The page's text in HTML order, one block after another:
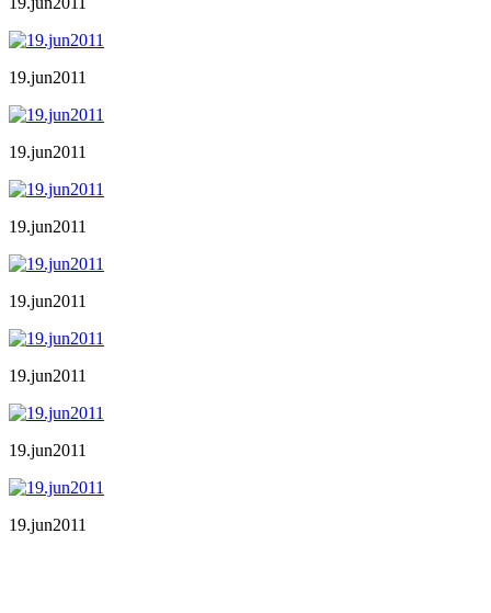
19.jun2011
19.jun2011
19.jun2011
19.jun2011
19.jun2011
19.jun2011
19.jun2011